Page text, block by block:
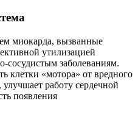
миокарда, вызванные
утилизацией
сосудистым заболеваниям.
клетки «мотора» от вредного
работу сердечной
появления